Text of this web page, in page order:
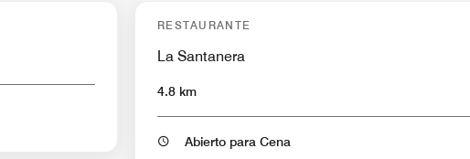
RESTAURANTE
La Santanera
4.8 km
Abierto para Cena